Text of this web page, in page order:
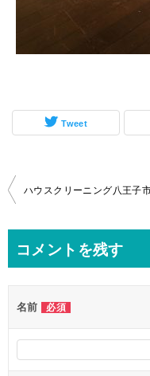
Tweet
投
ビ
ー
シ
コメントを残す
名前 必須